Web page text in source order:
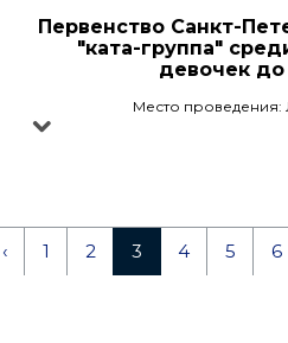
Первенство Санкт-
"ката-группа"
девочек до
Место проведения:
‹ 1 2 3 4 5 6